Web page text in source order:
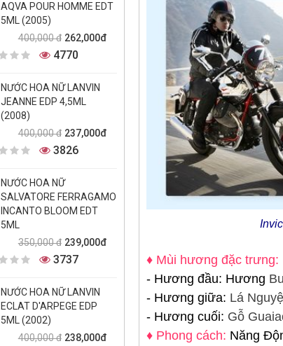
AQVA POUR HOMME EDT
5ML (2005)
400,000 đ 262,000đ
4770
NƯỚC HOA NỮ LANVIN
JEANNE EDP 4,5ML
(2008)
400,000 đ 237,000đ
3826
NƯỚC HOA NỮ
SALVATORE FERRAGAMO
INCANTO BLOOM EDT
5ML
350,000 đ 239,000đ
3737
NƯỚC HOA NỮ LANVIN
ECLAT D'ARPEGE EDP
5ML (2002)
400,000 đ 238,000đ
♦ Mùi hương đặc trưng:
- Hương đầu: Hương
- Hương giữa: Lá
- Hương cuối: Gỗ
♦ Phong cách: Năng